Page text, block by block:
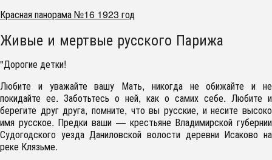
Красная панорама №16 1923 год
Живые и мертвые русского Парижа
"Дорогие детки!
Любите и уважайте вашу Мать, никогда не обижайте и не
покидайте ее. Заботьтесь о ней, как о самих себе. Любите и
берегите друг друга, помните, что вы русские, и несите высоко
имя русское. Предки ваши — крестьяне Владимирской губернии
Судогодского уезда Даниловской волости деревни Исаково на
реке Клязьме.